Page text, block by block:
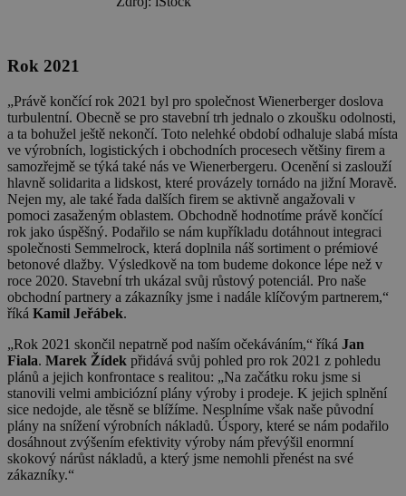
Rok 2021
„Právě končící rok 2021 byl pro společnost Wienerberger doslova
turbulentní. Obecně se pro stavební trh jednalo o zkoušku odolnosti,
a ta bohužel ještě nekončí. Toto nelehké období odhaluje slabá místa
ve výrobních, logistických i obchodních procesech většiny firem a
samozřejmě se týká také nás ve Wienerbergeru. Ocenění si zaslouží
hlavně solidarita a lidskost, které provázely tornádo na jižní Moravě.
Nejen my, ale také řada dalších firem se aktivně angažovali v
pomoci zasaženým oblastem. Obchodně hodnotíme právě končící
rok jako úspěšný. Podařilo se nám kupříkladu dotáhnout integraci
společnosti Semmelrock, která doplnila náš sortiment o prémiové
betonové dlažby. Výsledkově na tom budeme dokonce lépe než v
roce 2020. Stavební trh ukázal svůj růstový potenciál. Pro naše
obchodní partnery a zákazníky jsme i nadále klíčovým partnerem,“
říká Kamil Jeřábek.
„Rok 2021 skončil nepatrně pod naším očekáváním,“ říká Jan
Fiala. Marek Žídek přidává svůj pohled pro rok 2021 z pohledu
plánů a jejich konfrontace s realitou: „Na začátku roku jsme si
stanovili velmi ambiciózní plány výroby i prodeje. K jejich splnění
sice nedojde, ale těsně se blížíme. Nesplníme však naše původní
plány na snížení výrobních nákladů. Úspory, které se nám podařilo
dosáhnout zvýšením efektivity výroby nám převýšil enormní
skokový nárůst nákladů, a který jsme nemohli přenést na své
zákazníky.“